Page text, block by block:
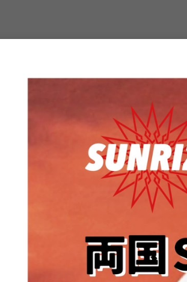
日出ル遊ビ場」
来場 メ
taberusanバンド/ Table
当番